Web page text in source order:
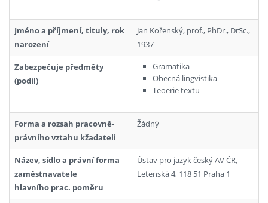
Jméno a příjmení, tituly, rok
narození
Jan Kořenský, prof., PhDr., DrSc.,
1937
Zabezpečuje předměty
(podíl)
Gramatika
Obecná lingvistika
Teoerie textu
Forma a rozsah pracovně-
právního vztahu kžadateli
Žádný
Název, sídlo a právní forma
zaměstnavatele
hlavního prac. poměru
Ústav pro jazyk český AV ČR,
Letenská 4, 118 51 Praha 1